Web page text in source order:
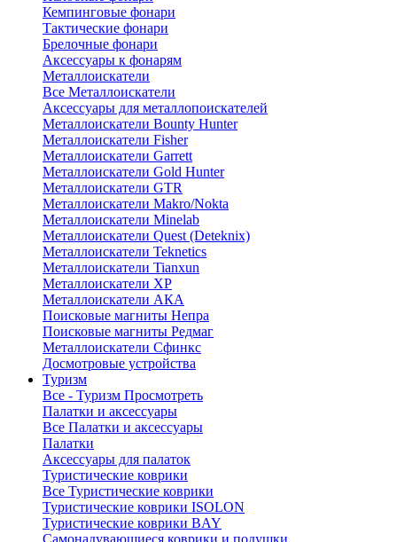
Кемпинговые фонари
Тактические фонари
Брелочные фонари
Аксессуары к фонарям
Металлоискатели
Все Металлоискатели
Аксессуары для металлопоискателей
Металлоискатели Bounty Hunter
Металлоискатели Fisher
Металлоискатели Garrett
Металлоискатели Gold Hunter
Металлоискатели GTR
Металлоискатели Makro/Nokta
Металлоискатели Minelab
Металлоискатели Quest (Deteknix)
Металлоискатели Teknetics
Металлоискатели Tianxun
Металлоискатели XP
Металлоискатели АКА
Поисковые магниты Непра
Поисковые магниты Редмаг
Металлоискатели Сфинкс
Досмотровые устройства
Туризм
Все - Туризм Просмотреть
Палатки и аксессуары
Все Палатки и аксессуары
Палатки
Аксессуары для палаток
Туристические коврики
Все Туристические коврики
Туристические коврики ISOLON
Туристические коврики BAY
Самонадувающиеся коврики и подушки